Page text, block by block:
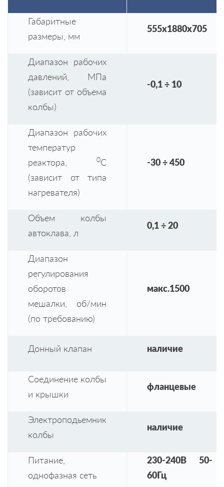
Габаритные
размеры, мм
555x1880x705
Диапазон рабочих
давлений, МПа
(зависит от объема
колбы)
-0,1 ÷ 10
Диапазон рабочих
температур
реактора,
0С
(зависит от типа
нагревателя)
-30 ÷ 450
Объем колбы
автоклава, л
0,1 ÷ 20
Диапазон
регулирования
оборотов
мешалки, об/мин
(по требованию)
макс.1500
Донный клапан наличие
Соединение колбы
и крышки
фланцевые
Электроподьемник
колбы
наличие
Питание,
однофазная сеть
230-240В 50-
60Гц